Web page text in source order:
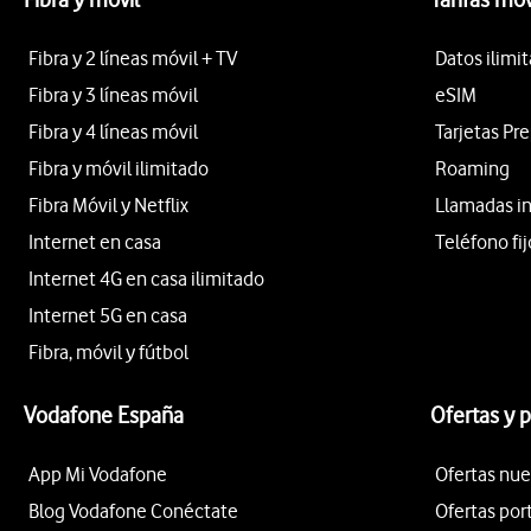
Fibra y 2 líneas móvil + TV
Fibra y 3 líneas móvil
Fibra y 4 líneas móvil
Fibra y móvil ilimitado
Fibra Móvil y Netflix
Internet en casa
Internet 4G en casa ilimitado
Internet 5G en casa
Fibra, móvil y fútbol
Datos
eSIM
Tarjetas
Roaming
Llamadas
Teléfono
Vodafone España
App Mi Vodafone
Blog Vodafone Conéctate
Ofertas y
Ofertas
Ofertas